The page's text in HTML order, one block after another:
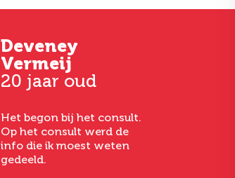
Deveney
Vermeij
20 jaar oud
Het begon bij het consult.
Op het consult werd de
info die ik moest weten
gedeeld.
Hoever-